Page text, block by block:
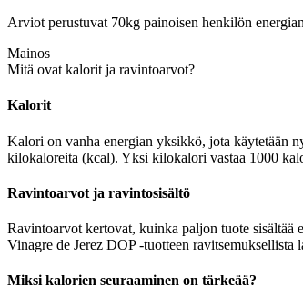
Arviot perustuvat 70kg painoisen henkilön
Mainos
Mitä ovat kalorit ja ravintoarvot?
Kalorit
Kalori on vanha energian yksikkö, jota käytetään
kilokaloreita (kcal). Yksi kilokalori vastaa 1000
Ravintoarvot ja ravintosisältö
Ravintoarvot kertovat, kuinka paljon tuote
Vinagre de Jerez DOP -tuotteen ravitsemuksellista
Miksi kalorien seuraaminen on tärkeää?